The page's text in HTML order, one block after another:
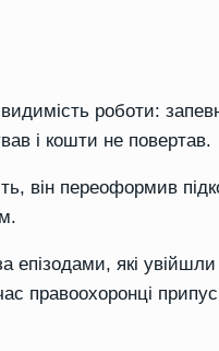
роботи:
і кошти не повертав.
він переоформив
епізодами, які
правоохоронці